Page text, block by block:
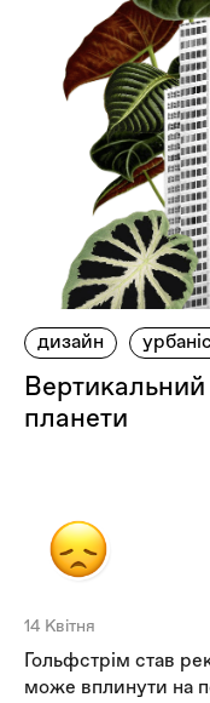
дизайн
Вертикальний
планети
14 Квітня
Гольфстрім став
може вплинути на